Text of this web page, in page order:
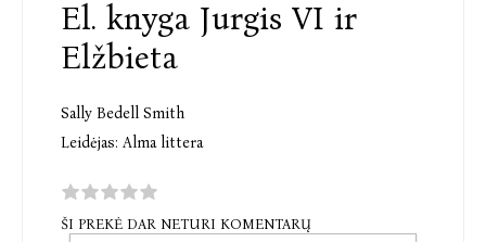
El. knyga Jurgis VI ir
Elžbieta
Sally Bedell Smith
Leidėjas: Alma littera
ŠI PREKĖ DAR NETURI KOMENTARŲ